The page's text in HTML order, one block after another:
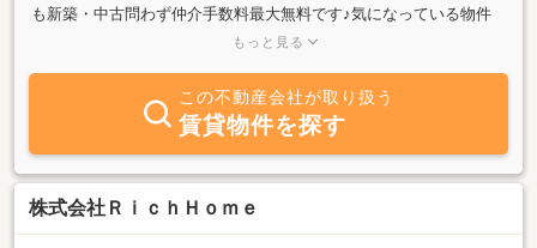
も新築・中古問わず仲介手数料最大無料です♪気になっている物件
があればすぐにお見積致します♪お気軽にご連絡下さい♪住宅ローン
もっと見る
この不動産会社が取り扱う
賃貸物件を探す
株式会社ＲｉｃｈＨｏｍｅ